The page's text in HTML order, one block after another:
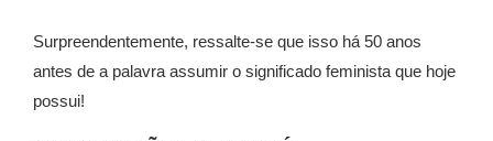
Surpreendentemente, ressalte-se que isso há 50 anos
antes de a palavra assumir o significado feminista que hoje
possui!